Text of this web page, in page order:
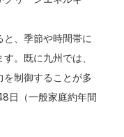
、季節や時間帯に
。既に九州では、
を制御することが多
日（一般家庭約年間